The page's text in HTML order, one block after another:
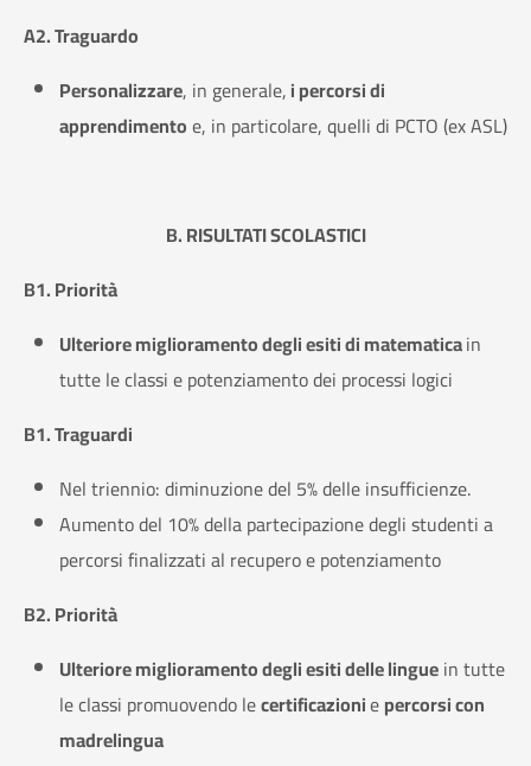
A2. Traguardo
Personalizzare, in generale,i percorsi di
apprendimentoe, in particolare, quelli di PCTO (ex ASL)
B. RISULTATI SCOLASTICI
B1. Priorità
Ulteriore miglioramento degli esiti di matematicain
tutte le classi e potenziamento dei processi logici
B1. Traguardi
Nel triennio: diminuzione del 5% delle insufficienze.
Aumento del 10% della partecipazione degli studenti a
percorsi finalizzati al recupero e potenziamento
B2. Priorità
Ulteriore miglioramento degli esiti delle linguein tutte
le classi promuovendo lecertificazioniepercorsi con
madrelingua